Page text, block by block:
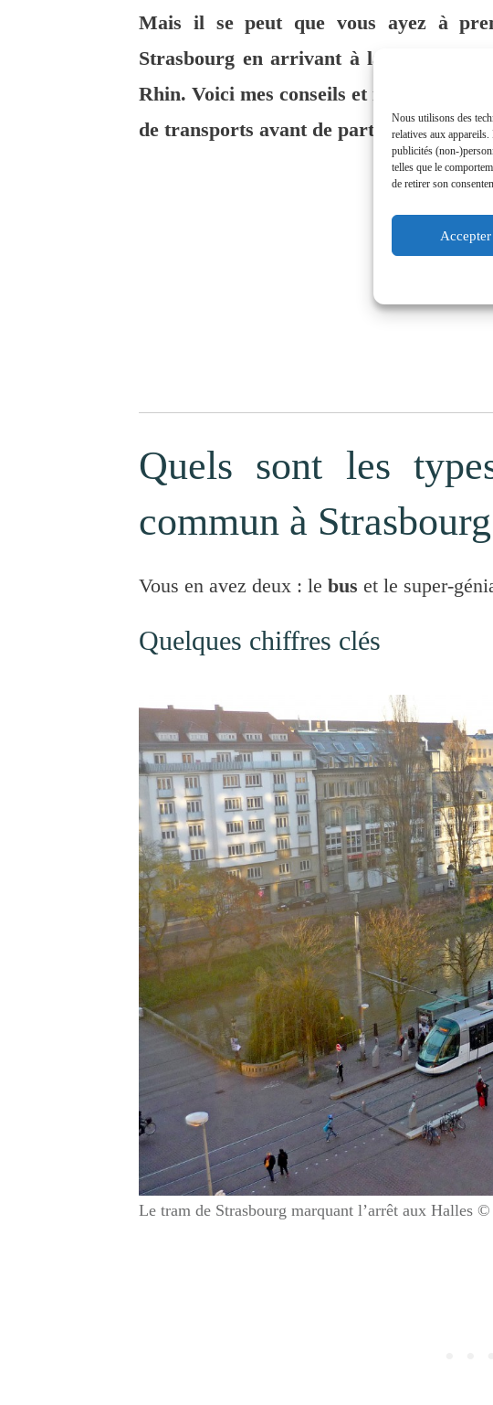
Nous utilisons des
relatives aux
publicités (non-
telles que le
de retirer son
Accepter
Mais il se peut que vous ayez à
Strasbourg en arrivant à la gare ou en
Rhin. Voici mes conseils et mes bons
de transports avant de partir !
Quels sont les
commun à
Vous en avez deux : le bus et le super-
Quelques chiffres clés
Le tram de Strasbourg marquant l’arrêt aux Halles